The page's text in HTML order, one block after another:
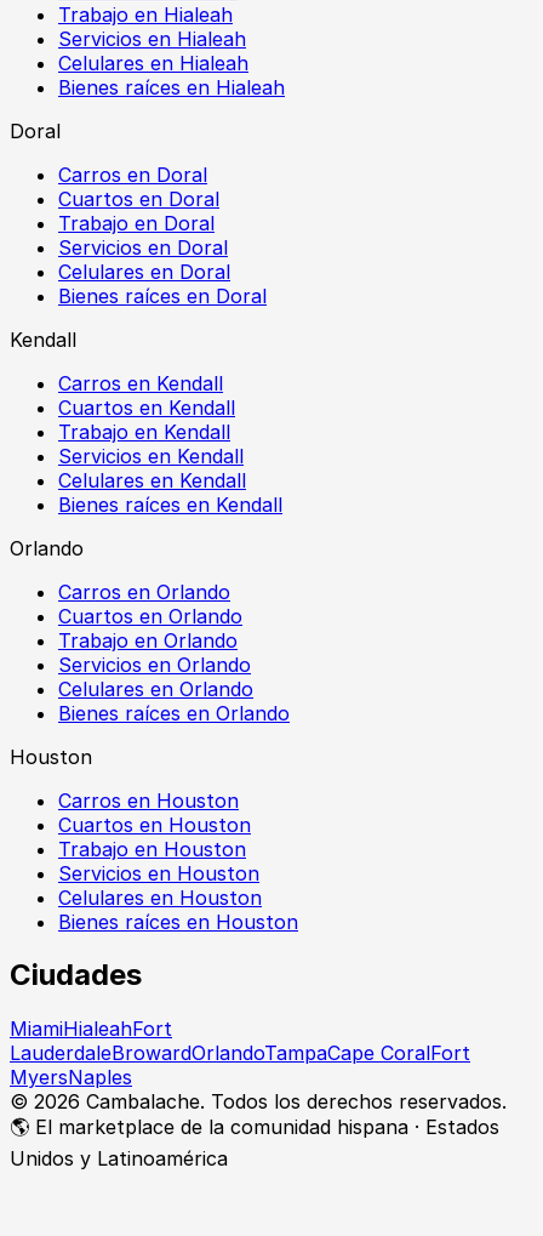
Trabajo en Hialeah
Servicios en Hialeah
Celulares en Hialeah
Bienes raíces en Hialeah
Doral
Carros en Doral
Cuartos en Doral
Trabajo en Doral
Servicios en Doral
Celulares en Doral
Bienes raíces en Doral
Kendall
Carros en Kendall
Cuartos en Kendall
Trabajo en Kendall
Servicios en Kendall
Celulares en Kendall
Bienes raíces en Kendall
Orlando
Carros en Orlando
Cuartos en Orlando
Trabajo en Orlando
Servicios en Orlando
Celulares en Orlando
Bienes raíces en Orlando
Houston
Carros en Houston
Cuartos en Houston
Trabajo en Houston
Servicios en Houston
Celulares en Houston
Bienes raíces en Houston
Ciudades
MiamiHialeahFort
LauderdaleBrowardOrlandoTampaCape CoralFort
MyersNaples
© 2026 Cambalache. Todos los derechos reservados.
🌎 El marketplace de la comunidad hispana · Estados
Unidos y Latinoamérica